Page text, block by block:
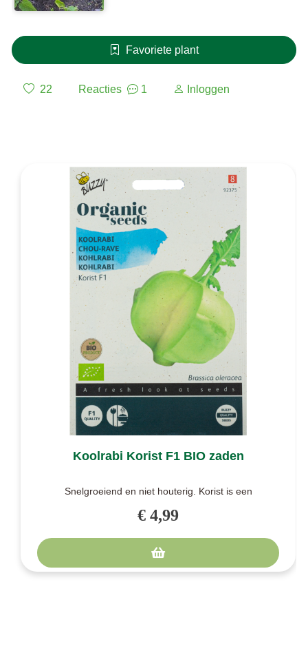
Favoriete plant
22 Reacties 1 Inloggen
Koolrabi Korist F1 BIO zaden
Snelgroeiend en niet houterig. Korist is een
€ 4,99